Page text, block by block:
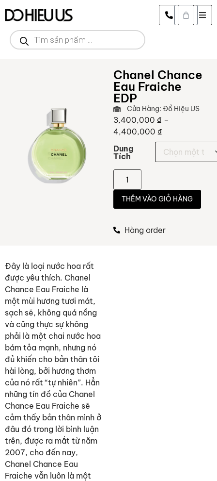
Chanel Chance
Eau Fraiche
EDP
Cửa Hàng: Đồ Hiệu US
3,400,000 ₫ –
4,400,000 ₫
Dung
Tích
THÊM VÀO GIỎ HÀNG
Hàng order
Đây là loại nước hoa rất
được yêu thích. Chanel
Chance Eau Fraiche là
một mùi hương tươi mát,
sạch sẽ, không quá nồng
và cũng thực sự không
phải là một chai nước hoa
bám tỏa mạnh, nhưng nó
đủ khiến cho bản thân tôi
hài lòng, bởi hương thơm
của nó rất “tự nhiên”. Hẳn
những tín đồ của Chanel
Chance Eau Fraiche sẽ
cảm thấy bản thân mình ở
đâu đó trong lời bình luận
trên, được ra mắt từ năm
2007, cho đến nay,
Chanel Chance Eau
Fraiche vẫn luôn là một